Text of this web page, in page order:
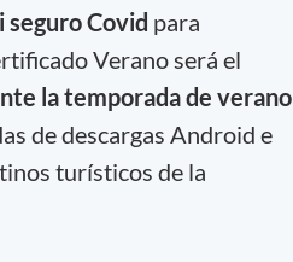
Covid para
Verano será el
la temporada de verano
de descargas Android e
turísticos de la